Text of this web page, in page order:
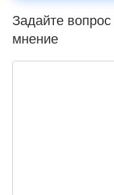
Задайте
мнение